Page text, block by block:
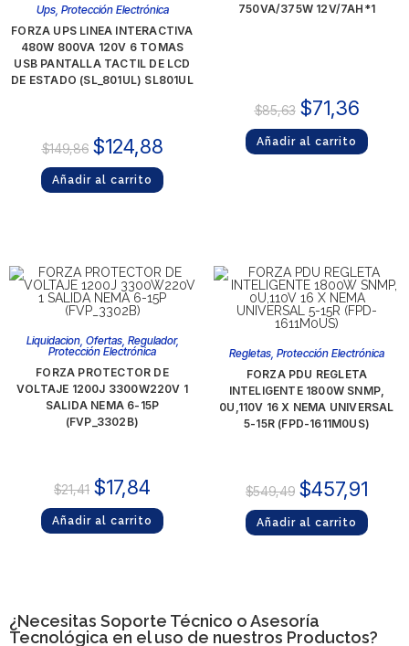
Ups, Protección Electrónica
FORZA UPS LINEA INTERACTIVA
480W 800VA 120V 6 TOMAS
USB PANTALLA TACTIL DE LCD
DE ESTADO (SL_801UL) SL801UL
$149,86 $124,88
Añadir al carrito
750VA/375W 12V/7AH*1
$85,63 $71,36
Añadir al carrito
Liquidacion, Ofertas, Regulador,
Protección Electrónica
FORZA PROTECTOR DE
VOLTAJE 1200J 3300W220V 1
SALIDA NEMA 6-15P
(FVP_3302B)
$21,41 $17,84
Añadir al carrito
Regletas Protección Electrónica
FORZA PDU REGLETA
INTELIGENTE 1800W SNMP,
0U,110V 16 X NEMA UNIVERSAL
5-15R (FPD-1611M0US)
$549,49 $457,91
Añadir al carrito
¿Necesitas Soporte Técnico o Asesoría
Tecnológica en el uso de nuestros Productos?